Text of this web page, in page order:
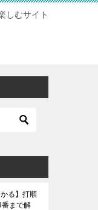
しむサイト
かる】打順
まで解